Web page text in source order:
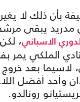
بأن ذلك لا
مدريد يبقى
الدوري الاسباني،
الملكي يمر
لاسيما بعد
وأحد أفضل
رونالدو.